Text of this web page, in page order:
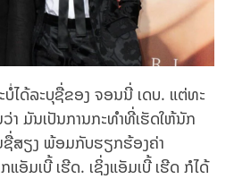
ບໍ່ໄດ້ລະບຸຊື່ຂອງ ຈອນນີ່ ເດບ. ​ແຕ່​ທະ​
າ ມັນ​ເປັນ​ການ​ກະ​ທຳ​ທີ່​ເຮັດ​ໃຫ້ນັກ
ຊື່ສຽງ ພ້ອມກັບຮຽກຮ້ອງຄ່າ
ແອັມເບີ້ ເຮີດ. ເຊິ່ງແອັມເບີ້ ເຮີດ ກໍໄດ້